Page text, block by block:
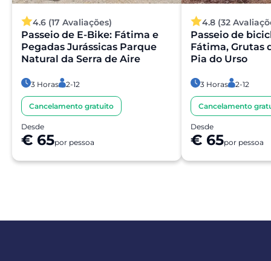
4.6 (17 Avaliações)
Passeio de E-Bike: Fátima e
Pegadas Jurássicas Parque
Natural da Serra de Aire
3 Horas 2-12
Cancelamento gratuito
Desde
€ 65por pessoa
4.8 (32
Passeio de
Fátima, Grutas
Pia do Urso
3 Horas 2-12
Cancelamento
Desde
€ 65por pessoa